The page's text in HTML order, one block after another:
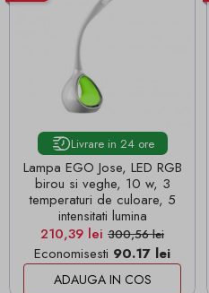
Livrare in 24 ore
Lampa EGO Jose, LED RGB
birou si veghe, 10 w, 3
temperaturi de culoare, 5
intensitati lumina
Pret
210,39 lei Pret de baza
300,56 lei
Economisesti 90.17 lei
ADAUGA IN COS